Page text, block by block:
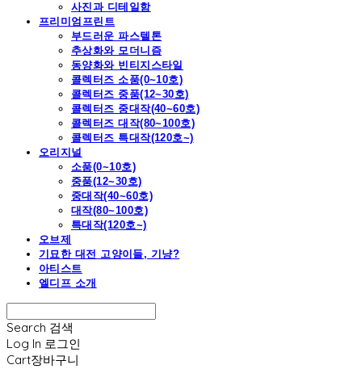
사진과 디테일함
프리미엄프린트
부드러운 파스텔톤
추상화와 모더니즘
동양화와 빈티지스타일
콜렉터즈 소품(0~10호)
콜렉터즈 중품(12~30호)
콜렉터즈 중대작(40~60호)
콜렉터즈 대작(80~100호)
콜렉터즈 특대작(120호~)
오리지널
소품(0~10호)
중품(12~30호)
중대작(40~60호)
대작(80~100호)
특대작(120호~)
오브제
기묘한 대전 고양이들, 기냥?
아티스트
엘디프 소개
Search 검색
Log In 로그인
Cart장바구니